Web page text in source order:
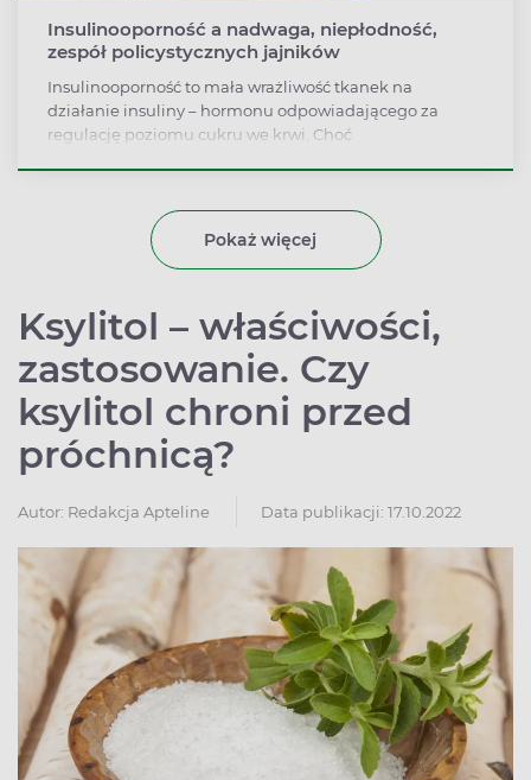
Insulinooporność a nadwaga, niepłodność,
zespół policystycznych jajników
Insulinooporność to mała wrażliwość tkanek na
działanie insuliny – hormonu odpowiadającego za
regulację poziomu cukru we krwi. Choć
doprowadzić do rozwoju różnych schorzeń. Najczęściej
stan ten łączy się z cukrzycą typu 2., diagnozowaną
zwykle po kilku latach od stwierdzenia
Pokaż więcej
Ksylitol – właściwości,
zastosowanie. Czy
ksylitol chroni przed
próchnicą?
Autor: Redakcja Apteline Data publikacji: 17.10.2022